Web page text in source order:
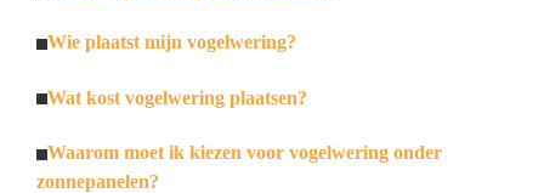
Wie plaatst mijn vogelwering?
Wat kost vogelwering plaatsen?
Waarom moet ik kiezen voor vogelwering onder
zonnepanelen?